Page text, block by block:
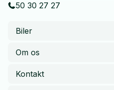
50 30 27 27
Biler
Om os
Kontakt